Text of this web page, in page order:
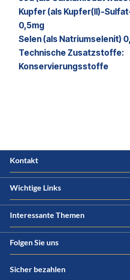
Kupfer (als Kupfer(II)-
0,5mg
Selen (als Natriumselenit)
Technische Zusatzstoffe:
Konservierungsstoffe
Kontakt
Wichtige Links
Interessante Themen
Folgen Sie uns
Sicher bezahlen